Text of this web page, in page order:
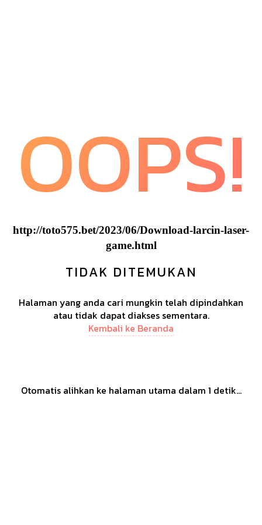
OOPS!
http://toto575.bet/2023/06/Download-larcin-laser-
game.html
TIDAK DITEMUKAN
Halaman yang anda cari mungkin telah dipindahkan
atau tidak dapat diakses sementara.
Kembali ke Beranda
Otomatis alihkan ke halaman utama dalam 1 detik...